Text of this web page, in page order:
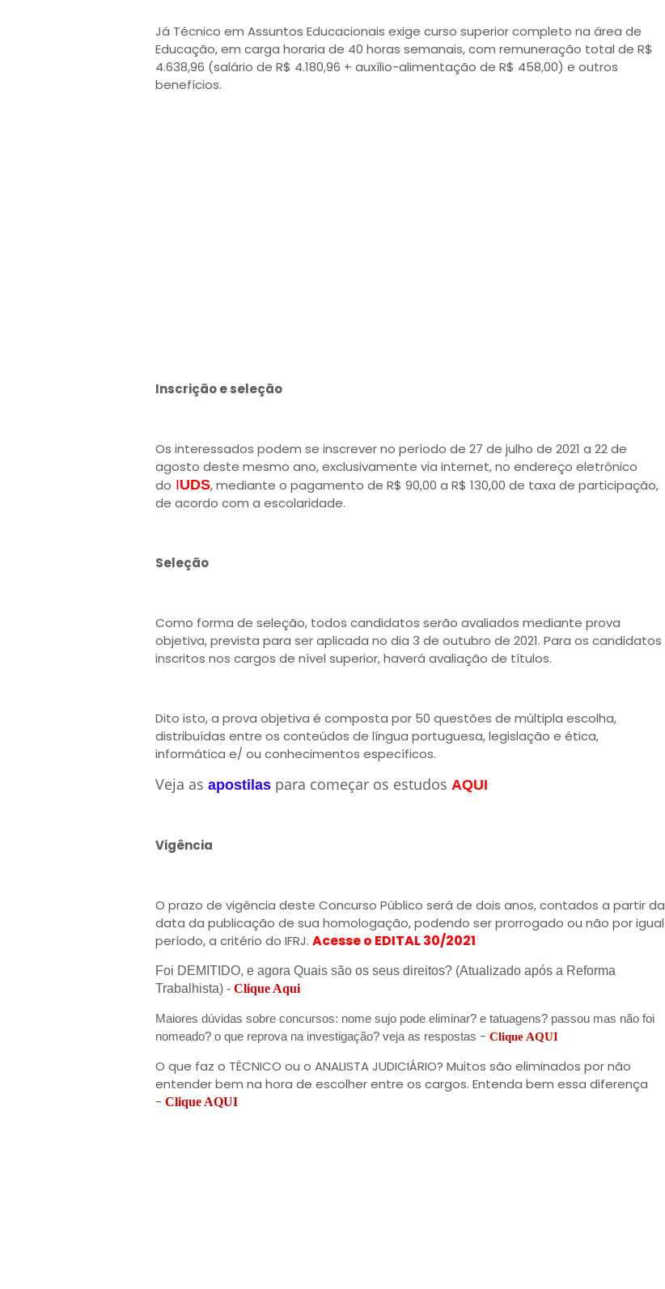
Já Técnico em Assuntos Educacionais exige curso superior completo na área de
Educação, em carga horaria de 40 horas semanais, com remuneração total de R$
4.638,96 (salário de R$ 4.180,96 + auxílio-alimentação de R$ 458,00) e outros
benefícios.
Inscrição e seleção
Os interessados podem se inscrever no período de 27 de julho de 2021 a 22 de
agosto deste mesmo ano, exclusivamente via internet, no endereço eletrônico
do IUDS, mediante o pagamento de R$ 90,00 a R$ 130,00 de taxa de participação,
de acordo com a escolaridade.
Seleção
Como forma de seleção, todos candidatos serão avaliados mediante prova
objetiva, prevista para ser aplicada no dia 3 de outubro de 2021. Para os candidatos
inscritos nos cargos de nível superior, haverá avaliação de títulos.
Dito isto, a prova objetiva é composta por 50 questões de múltipla escolha,
distribuídas entre os conteúdos de língua portuguesa, legislação e ética,
informática e/ ou conhecimentos específicos.
Veja as apostilas para começar os estudos AQUI
Vigência
O prazo de vigência deste Concurso Público será de dois anos, contados a partir da
data da publicação de sua homologação, podendo ser prorrogado ou não por igual
período, a critério do IFRJ. Acesse o EDITAL 30/2021
Foi DEMITIDO, e agora Quais são os seus direitos? (Atualizado após a Reforma
Trabalhista) - Clique Aqui
Maiores dúvidas sobre concursos: nome sujo pode eliminar? e tatuagens? passou mas não foi
nomeado? o que reprova na investigação? veja as respostas - Clique AQUI
O que faz o TÉCNICO ou o ANALISTA JUDICIÁRIO? Muitos são eliminados por não
entender bem na hora de escolher entre os cargos. Entenda bem essa diferença
- Clique AQUI